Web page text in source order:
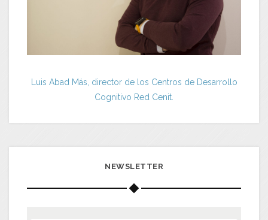
Luis Abad Más, director de los Centros de Desarrollo
Cognitivo Red Cenit.
NEWSLETTER